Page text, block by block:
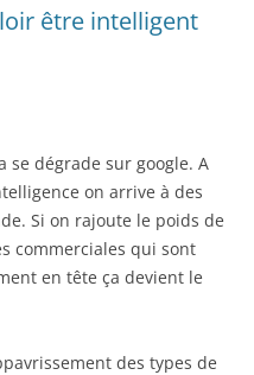
être intelligent
se dégrade sur google. A
on arrive à des
Si on rajoute le poids de
commerciales qui sont
en tête ça devient le
des types de